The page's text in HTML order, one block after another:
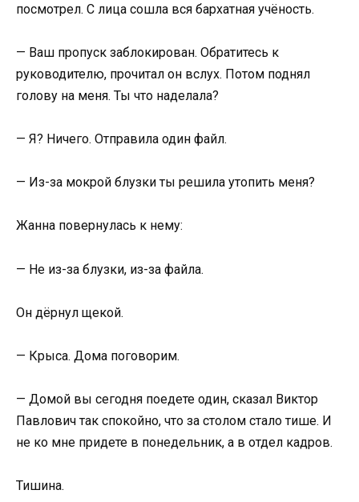
посмотрел. С лица сошла вся бархатная учёность.
— Ваш пропуск заблокирован. Обратитесь к
руководителю, прочитал он вслух. Потом поднял
голову на меня. Ты что наделала?
— Я? Ничего. Отправила один файл.
— Из-за мокрой блузки ты решила утопить меня?
Жанна повернулась к нему:
— Не из-за блузки, из-за файла.
Он дёрнул щекой.
— Крыса. Дома поговорим.
— Домой вы сегодня поедете один, сказал Виктор
Павлович так спокойно, что за столом стало тише. И
не ко мне придете в понедельник, а в отдел кадров.
Тишина.